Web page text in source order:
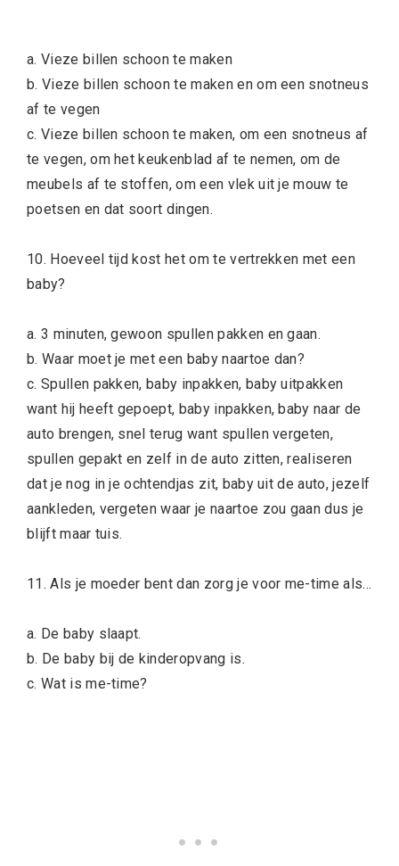
a. Vieze billen schoon te maken
b. Vieze billen schoon te maken en om een snotneus
af te vegen
c. Vieze billen schoon te maken, om een snotneus af
te vegen, om het keukenblad af te nemen, om de
meubels af te stoffen, om een vlek uit je mouw te
poetsen en dat soort dingen.
10. Hoeveel tijd kost het om te vertrekken met een
baby?
a. 3 minuten, gewoon spullen pakken en gaan.
b. Waar moet je met een baby naartoe dan?
c. Spullen pakken, baby inpakken, baby uitpakken
want hij heeft gepoept, baby inpakken, baby naar de
auto brengen, snel terug want spullen vergeten,
spullen gepakt en zelf in de auto zitten, realiseren
dat je nog in je ochtendjas zit, baby uit de auto, jezelf
aankleden, vergeten waar je naartoe zou gaan dus je
blijft maar tuis.
11. Als je moeder bent dan zorg je voor me-time als…
a. De baby slaapt.
b. De baby bij de kinderopvang is.
c. Wat is me-time?